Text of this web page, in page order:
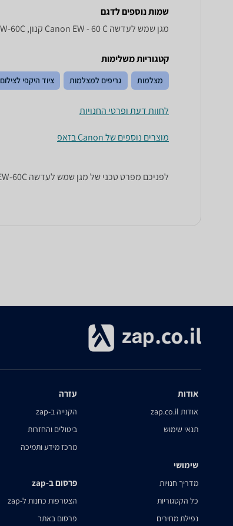
שמות נוספים לדגם
מגן שמש לעדשה Canon EW - 60 C קנון, EW-60C קנון , קנון EW-60C
קטגוריות משלימות
מצלמות גריפים למצלמות ציוד היקפי לצילום
לחוות דעת ופרטי החנויות
מוצרים נוספים של Canon בזאפ
לפניכם מפרט טכני של מגן שמש לעדשה Canon EW-60C קנון. כל הנתונים שחייבים לדעת כדי לבחור נכון! זאפ השוואת מחירים מציגים לכם את כל המידע שעוזר לכם להשוות.
אודות
אודות zap.co.il
תנאי שימוש
שימושי
מדריך חנויות
כל הקטגוריות
נפילת מחירים
עזרה
הקנייה ב-zap
ביטולים והחזרות
מרכז מידע ותמיכה
פרסום ב-zap
הצטרפות כחנות ל-zap
פרסום באתר